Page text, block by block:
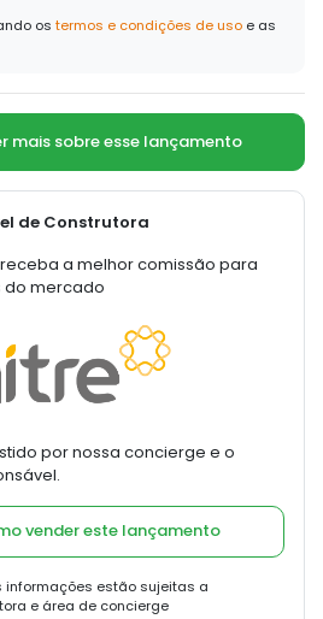
os termos e condições de uso e as
mais sobre esse lançamento
de Construtora
a melhor comissão para
do mercado
por nossa concierge e o
vender este lançamento
informações estão sujeitas a
e área de concierge